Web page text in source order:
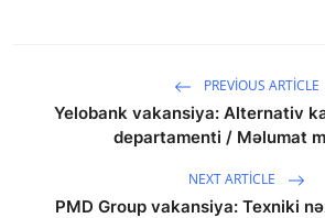
PREVIOUS ARTICLE
Yelobank vakansiya: Alternativ
departamenti / Məlumat
NEXT ARTICLE
PMD Group vakansiya: Texniki